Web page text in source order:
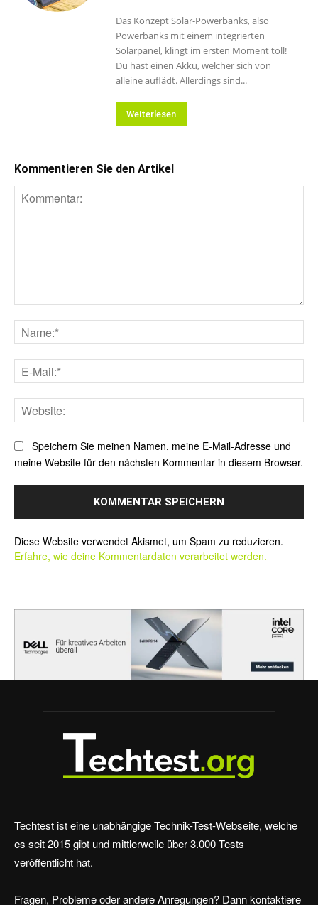
Das Konzept Solar-Powerbanks, also
Powerbanks mit einem integrierten
Solarpanel, klingt im ersten Moment toll!
Du hast einen Akku, welcher sich von
alleine auflädt. Allerdings sind...
Weiterlesen
Kommentieren Sie den Artikel
Speichern Sie meinen Namen, meine E-Mail-Adresse und
meine Website für den nächsten Kommentar in diesem Browser.
Diese Website verwendet Akismet, um Spam zu reduzieren.
Erfahre, wie deine Kommentardaten verarbeitet werden.
Techtest ist eine unabhängige Technik-Test-Webseite, welche
es seit 2015 gibt und mittlerweile über 3.000 Tests
veröffentlicht hat.
Fragen, Probleme oder andere Anregungen? Dann kontaktiere